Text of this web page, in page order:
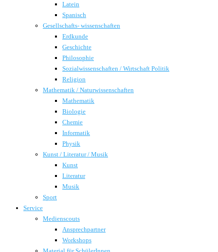
Latein
Spanisch
Gesellschafts- wissenschaften
Erdkunde
Geschichte
Philosophie
Sozialwissenschaften / Wirtschaft Politik
Religion
Mathematik / Naturwissenschaften
Mathematik
Biologie
Chemie
Informatik
Physik
Kunst / Literatur / Musik
Kunst
Literatur
Musik
Sport
Service
Medienscouts
Ansprechpartner
Workshops